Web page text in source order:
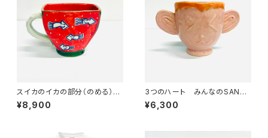
スイカのイカの部分（のめる）☆
銀の種☆ みんなのSANZOK
U☆
¥8,900
3つのハート みんなのSANZ
OKU☆
¥6,300